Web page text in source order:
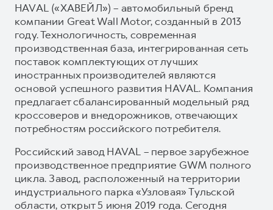
HAVAL («ХАВЕЙЛ») – автомобильный бренд
компании Great Wall Motor, созданный в 2013
году. Технологичность, современная
производственная база, интегрированная сеть
поставок комплектующих от лучших
иностранных производителей являются
основой успешного развития HAVAL. Компания
предлагает сбалансированный модельный ряд
кроссоверов и внедорожников, отвечающих
потребностям российского потребителя.
Российский завод HAVAL – первое зарубежное
производственное предприятие GWM полного
цикла. Завод, расположенный на территории
индустриального парка «Узловая» Тульской
области, открыт 5 июня 2019 года. Сегодня